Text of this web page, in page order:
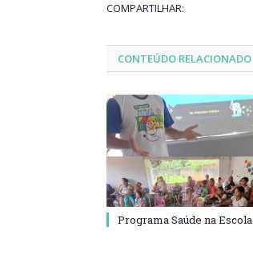
COMPARTILHAR:
CONTEÚDO RELACIONADO
Programa Saúde na Escola